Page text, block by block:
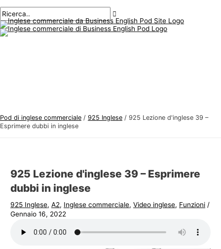
al
contenuto
principale
Pod di inglese commerciale / 925 Inglese / 925 Lezione d'inglese 39 –
Esprimere dubbi in inglese
925 Lezione d'inglese 39 – Esprimere
dubbi in inglese
925 Inglese,A2, Inglese commerciale,Video inglese, Funzioni /
Gennaio 16, 2022
navigazione
qui..
mail*
A
r
g
d
g
l
e
s
C
e
r